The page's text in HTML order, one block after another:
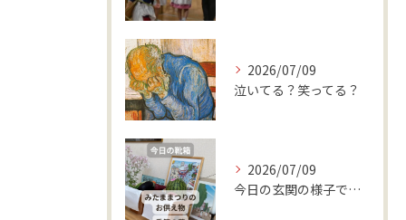
2026/07/09
泣いてる？笑ってる？
2026/07/09
今日の玄関の様子です。